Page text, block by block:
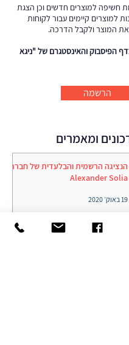
חשיפה למוצרים חדשים וכן הצגת
למוצרים קיימים עבור לקוחות
את המוצר ולקבל הדרכה.
הפיסבוק והאינסטגרם של "ניגא
הרשמה
ומאמרים
הנציגה הרשמית והבלעדית של חברת
Alexander Solia
19 באוק׳ 2020